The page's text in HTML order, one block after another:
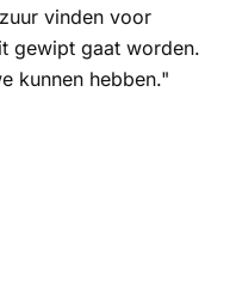
vinden voor
gewipt gaat worden.
kunnen hebben."